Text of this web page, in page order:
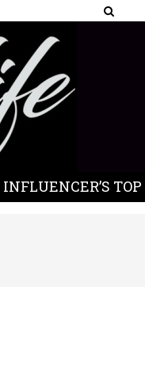
INFLUENCER’S TOP